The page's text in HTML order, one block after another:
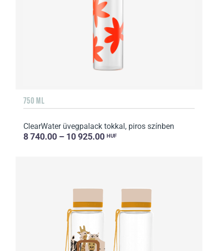
750 ML
ClearWater üvegpalack tokkal, piros színben
8 740.00 – 10 925.00 HUF